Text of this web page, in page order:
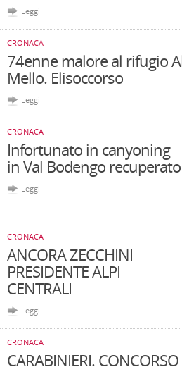
Leggi
CRONACA
74enne malore al rifugio
Mello. Elisoccorso
Leggi
CRONACA
Infortunato in canyoning
in Val Bodengo recuperato
Leggi
CRONACA
ANCORA ZECCHINI
PRESIDENTE ALPI
CENTRALI
Leggi
CRONACA
CARABINIERI. CONCORSO